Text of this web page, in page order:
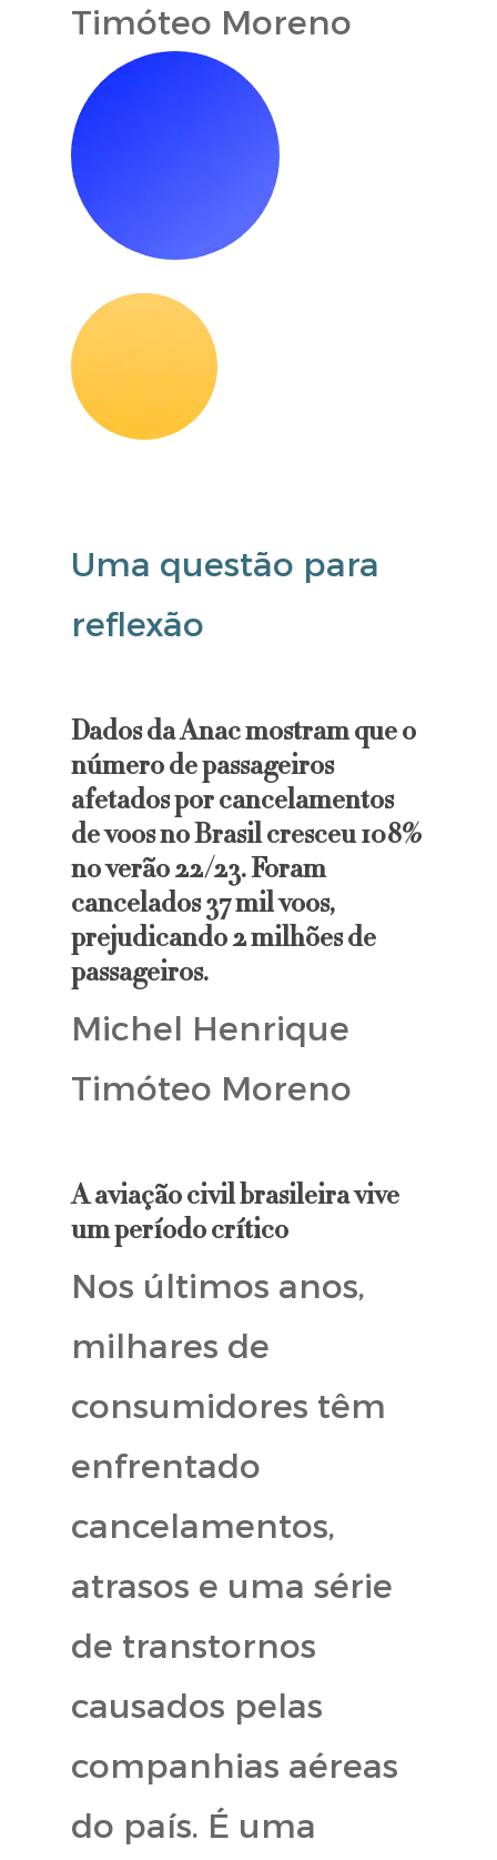
Timóteo Moreno
Uma questão para
reflexão
Dados da Anac mostram que o
número de passageiros
afetados por cancelamentos
de voos no Brasil cresceu 108%
no verão 22/23. Foram
cancelados 37 mil voos,
prejudicando 2 milhões de
passageiros.
Michel Henrique
Timóteo Moreno
A aviação civil brasileira vive
um período crítico
Nos últimos anos,
milhares de
consumidores têm
enfrentado
cancelamentos,
atrasos e uma série
de transtornos
causados pelas
companhias aéreas
do país. É uma